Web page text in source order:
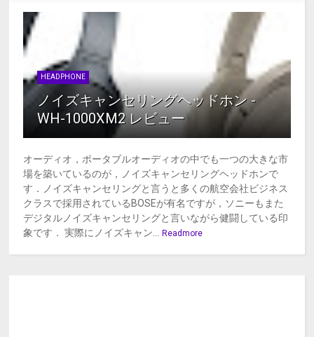
HEADPHONE
ノイズキャンセリングヘッドホン -
WH-1000XM2 レビュー
オーディオ，ポータブルオーディオの中でも一つの大きな市
場を築いているのが，ノイズキャンセリングヘッドホンで
す．ノイズキャンセリングと言うと多くの航空会社ビジネス
クラスで採用されているBOSEが有名ですが，ソニーもまた
デジタルノイズキャンセリングと言いながら健闘している印
象です． 実際にノイズキャン...
Readmore